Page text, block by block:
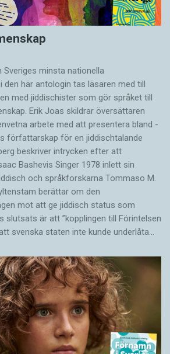
Sveriges minsta nationella
den här antologin tas läsaren med till
med jiddischister som gör språket till
Erik Joas skildrar översättaren
arbete med att presentera bland
författarskap för en jiddisch­talande
beskriver intrycken efter att
Bashevis Singer 1978 inlett sin
och språkforskarna Tommaso M.
berättar om den
mot att ge jiddisch status som
slutsats är att ”kopplingen till Förintelsen
svenska staten inte kunde underlåta…